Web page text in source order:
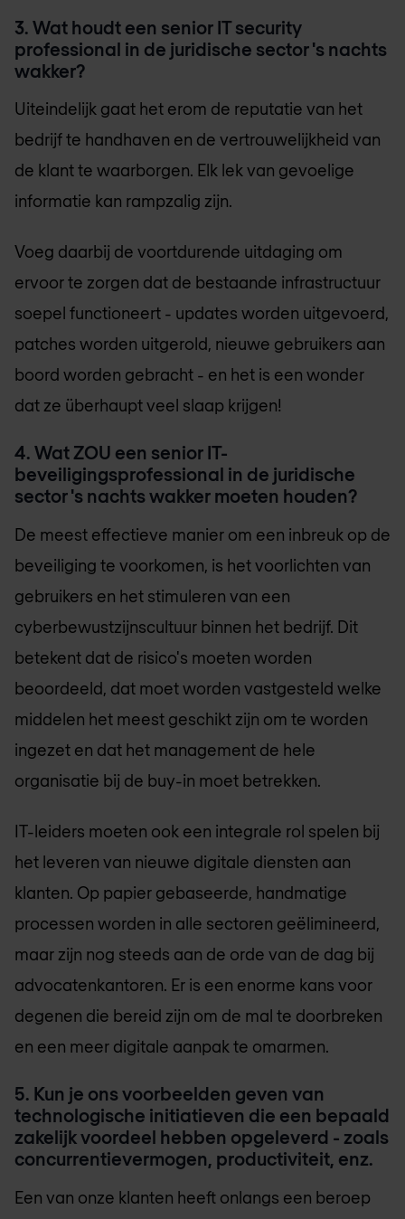
3. Wat houdt een senior IT security
professional in de juridische sector 's nachts
wakker?
Uiteindelijk gaat het erom de reputatie van het
bedrijf te handhaven en de vertrouwelijkheid van
de klant te waarborgen. Elk lek van gevoelige
informatie kan rampzalig zijn.
Voeg daarbij de voortdurende uitdaging om
ervoor te zorgen dat de bestaande infrastructuur
soepel functioneert - updates worden uitgevoerd,
patches worden uitgerold, nieuwe gebruikers aan
boord worden gebracht - en het is een wonder
dat ze überhaupt veel slaap krijgen!
4. Wat ZOU een senior IT-
beveiligingsprofessional in de juridische
sector 's nachts wakker moeten houden?
De meest effectieve manier om een inbreuk op de
beveiliging te voorkomen, is het voorlichten van
gebruikers en het stimuleren van een
cyberbewustzijnscultuur binnen het bedrijf. Dit
betekent dat de risico's moeten worden
beoordeeld, dat moet worden vastgesteld welke
middelen het meest geschikt zijn om te worden
ingezet en dat het management de hele
organisatie bij de buy-in moet betrekken.
IT-leiders moeten ook een integrale rol spelen bij
het leveren van nieuwe digitale diensten aan
klanten. Op papier gebaseerde, handmatige
processen worden in alle sectoren geëlimineerd,
maar zijn nog steeds aan de orde van de dag bij
advocatenkantoren. Er is een enorme kans voor
degenen die bereid zijn om de mal te doorbreken
en een meer digitale aanpak te omarmen.
5. Kun je ons voorbeelden geven van
technologische initiatieven die een bepaald
zakelijk voordeel hebben opgeleverd - zoals
concurrentievermogen, productiviteit, enz.
Een van onze klanten heeft onlangs een beroep